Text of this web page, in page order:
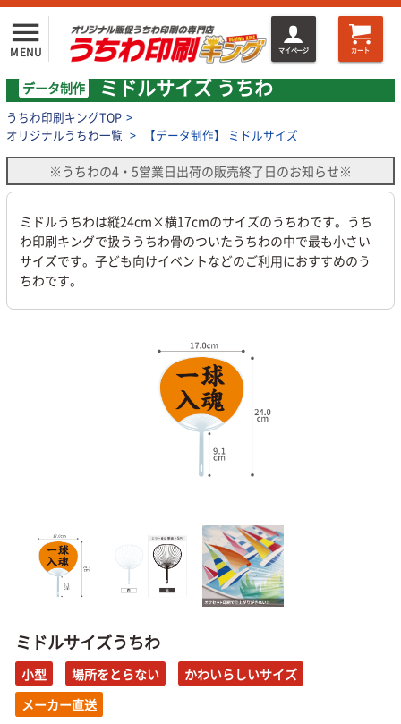
menu
MENU マイページ カート
データ制作 ミドルサイズ うちわ
うちわ印刷キングTOP >
オリジナルうちわ一覧 > 【データ制作】 ミドルサイズ
※うちわの4・5営業日出荷の販売終了日のお知らせ※
ミドルうちわは縦24cm×横17cmのサイズのうちわです。うち
わ印刷キングで扱ううちわ骨のついたうちわの中で最も小さい
サイズです。子ども向けイベントなどのご利用におすすめのう
ちわです。
ミドルサイズうちわ
小型 場所をとらない
かわいらしいサイズ
メーカー直送